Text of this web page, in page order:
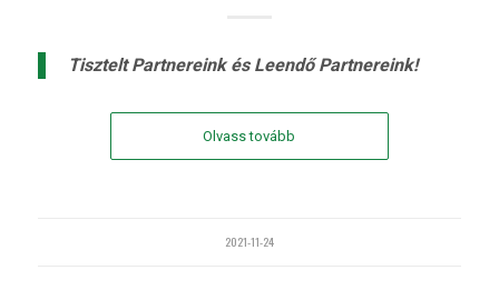
Tisztelt Partnereink és Leendő Partnereink!
Olvass tovább
2021-11-24